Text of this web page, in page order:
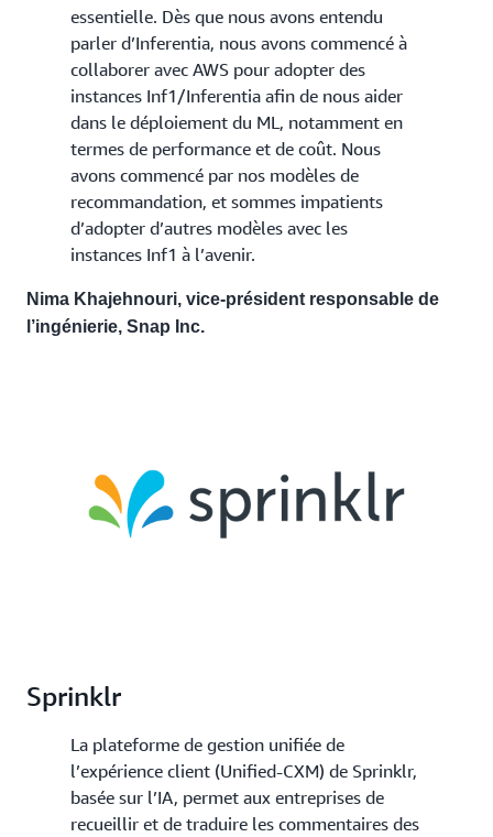
essentielle. Dès que nous avons entendu
parler d’Inferentia, nous avons commencé à
collaborer avec AWS pour adopter des
instances Inf1/Inferentia afin de nous aider
dans le déploiement du ML, notamment en
termes de performance et de coût. Nous
avons commencé par nos modèles de
recommandation, et sommes impatients
d’adopter d’autres modèles avec les
instances Inf1 à l’avenir.
Nima Khajehnouri, vice-président responsable de
l’ingénierie, Snap Inc.
Sprinklr
La plateforme de gestion unifiée de
l’expérience client (Unified-CXM) de Sprinklr,
basée sur l’IA, permet aux entreprises de
recueillir et de traduire les commentaires des